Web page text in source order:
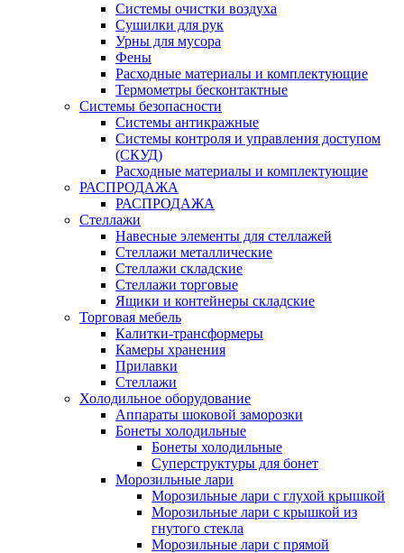
Системы очистки воздуха
Сушилки для рук
Урны для мусора
Фены
Расходные материалы и комплектующие
Термометры бесконтактные
Системы безопасности
Системы антикражные
Системы контроля и управления доступом
(СКУД)
Расходные материалы и комплектующие
РАСПРОДАЖА
РАСПРОДАЖА
Стеллажи
Навесные элементы для стеллажей
Стеллажи металлические
Стеллажи складские
Стеллажи торговые
Ящики и контейнеры складские
Торговая мебель
Калитки-трансформеры
Камеры хранения
Прилавки
Стеллажи
Холодильное оборудование
Аппараты шоковой заморозки
Бонеты холодильные
Бонеты холодильные
Суперструктуры для бонет
Морозильные лари
Морозильные лари с глухой крышкой
Морозильные лари с крышкой из
гнутого стекла
Морозильные лари с прямой